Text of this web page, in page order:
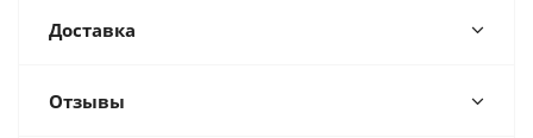
Доставка
Отзывы